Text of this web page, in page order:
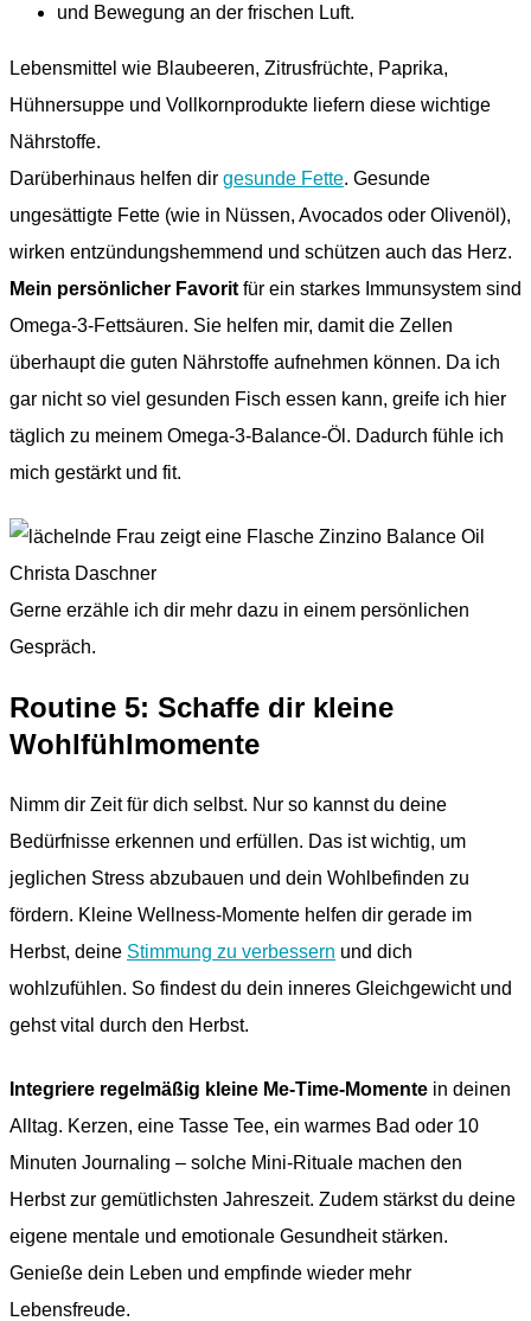
und Bewegung an der frischen Luft.
Lebensmittel wie Blaubeeren, Zitrusfrüchte, Paprika,
Hühnersuppe und Vollkornprodukte liefern diese wichtige
Nährstoffe.
Darüberhinaus helfen dir gesunde Fette. Gesunde
ungesättigte Fette (wie in Nüssen, Avocados oder Olivenöl),
wirken entzündungshemmend und schützen auch das Herz.
Mein persönlicher Favorit für ein starkes Immunsystem sind
Omega-3-Fettsäuren. Sie helfen mir, damit die Zellen
überhaupt die guten Nährstoffe aufnehmen können. Da ich
gar nicht so viel gesunden Fisch essen kann, greife ich hier
täglich zu meinem Omega-3-Balance-Öl. Dadurch fühle ich
mich gestärkt und fit.
Gerne erzähle ich dir mehr dazu in einem persönlichen
Gespräch.
Routine 5: Schaffe dir kleine
Wohlfühlmomente
Nimm dir Zeit für dich selbst. Nur so kannst du deine
Bedürfnisse erkennen und erfüllen. Das ist wichtig, um
jeglichen Stress abzubauen und dein Wohlbefinden zu
fördern. Kleine Wellness-Momente helfen dir gerade im
Herbst, deine Stimmung zu verbessern und dich
wohlzufühlen. So findest du dein inneres Gleichgewicht und
gehst vital durch den Herbst.
Integriere regelmäßig kleine Me-Time-Momente in deinen
Alltag. Kerzen, eine Tasse Tee, ein warmes Bad oder 10
Minuten Journaling – solche Mini-Rituale machen den
Herbst zur gemütlichsten Jahreszeit. Zudem stärkst du deine
eigene mentale und emotionale Gesundheit stärken.
Genieße dein Leben und empfinde wieder mehr
Lebensfreude.